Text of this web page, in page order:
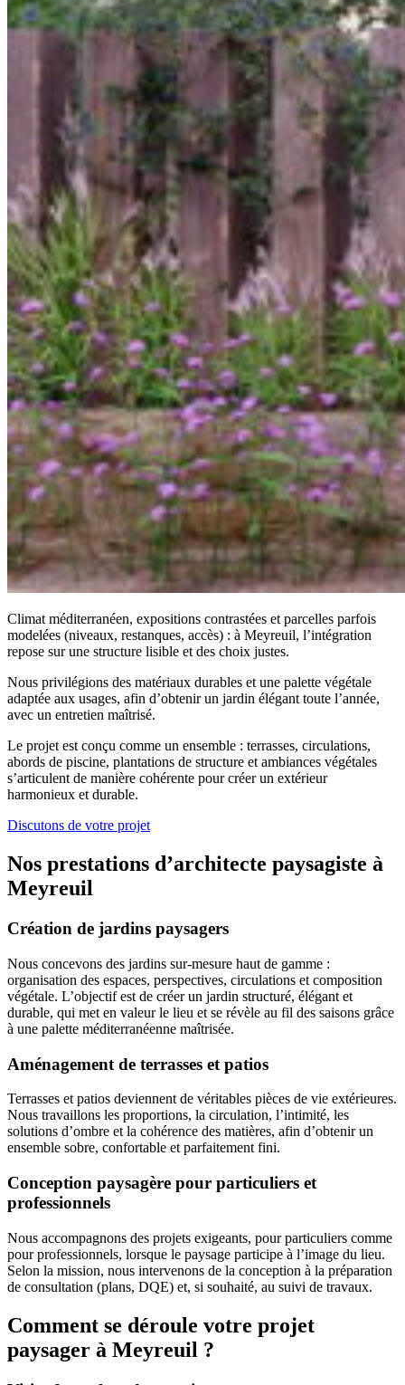
Climat méditerranéen, expositions contrastées et parcelles parfois
modelées (niveaux, restanques, accès) : à Meyreuil, l’intégration
repose sur une structure lisible et des choix justes.
Nous privilégions des matériaux durables et une palette végétale
adaptée aux usages, afin d’obtenir un jardin élégant toute l’année,
avec un entretien maîtrisé.
Le projet est conçu comme un ensemble : terrasses, circulations,
abords de piscine, plantations de structure et ambiances végétales
s’articulent de manière cohérente pour créer un extérieur
harmonieux et durable.
Discutons de votre projet
Nos prestations d’architecte paysagiste à
Meyreuil
Création de jardins paysagers
Nous concevons des jardins sur-mesure haut de gamme :
organisation des espaces, perspectives, circulations et composition
végétale. L’objectif est de créer un jardin structuré, élégant et
durable, qui met en valeur le lieu et se révèle au fil des saisons grâce
à une palette méditerranéenne maîtrisée.
Aménagement de terrasses et patios
Terrasses et patios deviennent de véritables pièces de vie extérieures.
Nous travaillons les proportions, la circulation, l’intimité, les
solutions d’ombre et la cohérence des matières, afin d’obtenir un
ensemble sobre, confortable et parfaitement fini.
Conception paysagère pour particuliers et
professionnels
Nous accompagnons des projets exigeants, pour particuliers comme
pour professionnels, lorsque le paysage participe à l’image du lieu.
Selon la mission, nous intervenons de la conception à la préparation
de consultation (plans, DQE) et, si souhaité, au suivi de travaux.
Comment se déroule votre projet
paysager à Meyreuil ?